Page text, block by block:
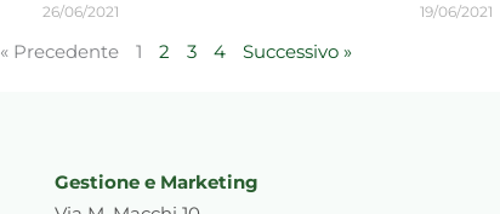
26/06/2021 19/06/2021
« Precedente 1 2 3 4 Successivo »
Gestione e Marketing